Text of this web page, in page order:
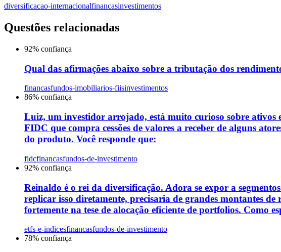
diversificacao-internacionalfinancasinvestimentos
Questões relacionadas
92% confiança
Qual das afirmações abaixo sobre a tributação dos
financasfundos-imobiliarios-fiisinvestimentos
86% confiança
Luiz, um investidor arrojado, está muito curioso sobre ativos
FIDC que compra cessões de valores a receber de alguns
do produto. Você responde que:
fidcfinancasfundos-de-investimento
92% confiança
Reinaldo é o rei da diversificação. Adora se expor a
replicar isso diretamente, precisaria de grandes montantes
fortemente na tese de alocação eficiente de portfolios. Como
etfs-e-indicesfinancasfundos-de-investimento
78% confiança